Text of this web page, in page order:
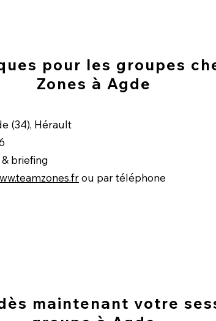
pour les groupes
Zones à Agde
(34), Hérault
briefing
ou par téléphone
maintenant votre